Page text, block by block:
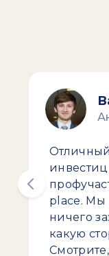
Отличный
place. Мы
ничего
какую